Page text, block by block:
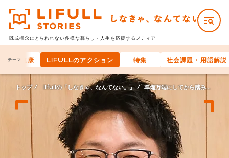
既成概念にとらわれない多様な暮らし・人生を応援するメディア
テーマ
体の健康 LIFULLのアクション 特集 社会課題・用語解説
トップ lifullの「しなきゃ、なんてない。」 準備万端にしてから踏み出さなきゃ、なんてない。 ―LIFULLのリーダーたち―不動産転職事業CEO國松圭佑